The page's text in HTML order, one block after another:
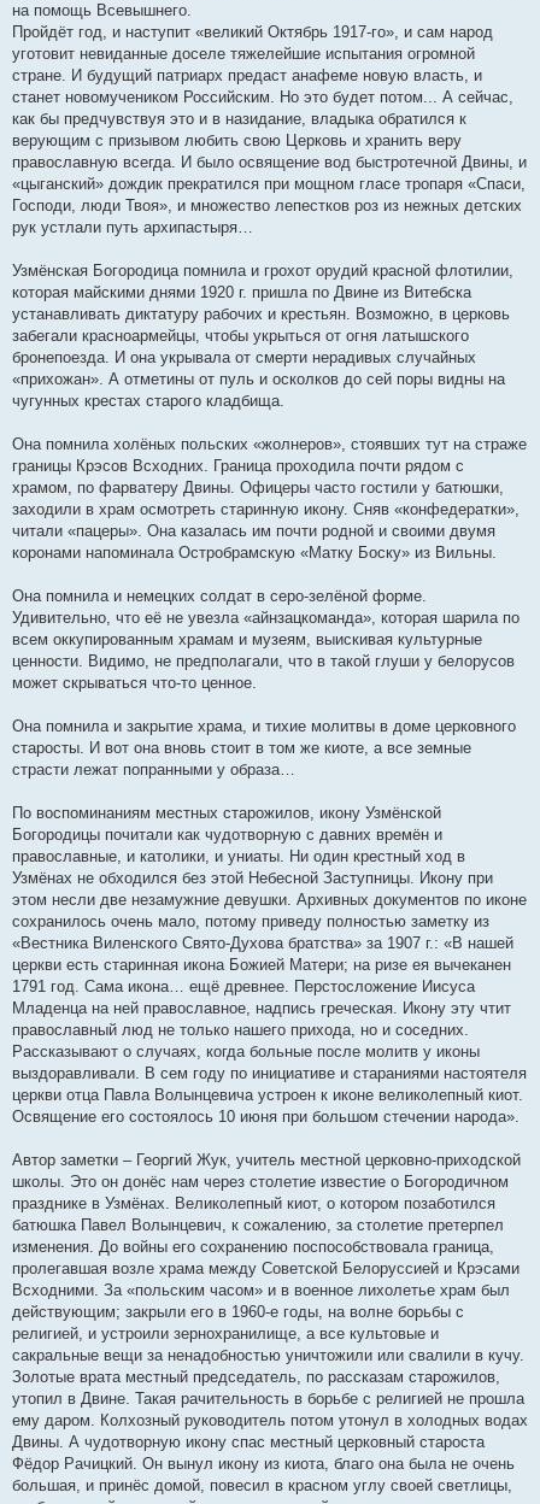
на помощь Всевышнего.
Пройдёт год, и наступит «великий Октябрь 1917-го», и сам народ
уготовит невиданные доселе тяжелейшие испытания огромной
стране. И будущий патриарх предаст анафеме новую власть, и
станет новомучеником Российским. Но это будет потом... А сейчас,
как бы предчувствуя это и в назидание, владыка обратился к
верующим с призывом любить свою Церковь и хранить веру
православную всегда. И было освящение вод быстротечной Двины, и
«цыганский» дождик прекратился при мощном гласе тропаря «Спаси,
Господи, люди Твоя», и множество лепестков роз из нежных детских
рук устлали путь архипастыря…
Узмёнская Богородица помнила и грохот орудий красной флотилии,
которая майскими днями 1920 г. пришла по Двине из Витебска
устанавливать диктатуру рабочих и крестьян. Возможно, в церковь
забегали красноармейцы, чтобы укрыться от огня латышского
бронепоезда. И она укрывала от смерти нерадивых случайных
«прихожан». А отметины от пуль и осколков до сей поры видны на
чугунных крестах старого кладбища.
Она помнила холёных польских «жолнеров», стоявших тут на страже
границы Крэсов Всходних. Граница проходила почти рядом с
храмом, по фарватеру Двины. Офицеры часто гостили у батюшки,
заходили в храм осмотреть старинную икону. Сняв «конфедератки»,
читали «пацеры». Она казалась им почти родной и своими двумя
коронами напоминала Остробрамскую «Матку Боску» из Вильны.
Она помнила и немецких солдат в серо-зелёной форме.
Удивительно, что её не увезла «айнзацкоманда», которая шарила по
всем оккупированным храмам и музеям, выискивая культурные
ценности. Видимо, не предполагали, что в такой глуши у белорусов
может скрываться что-то ценное.
Она помнила и закрытие храма, и тихие молитвы в доме церковного
старосты. И вот она вновь стоит в том же киоте, а все земные
страсти лежат попранными у образа…
По воспоминаниям местных старожилов, икону Узмёнской
Богородицы почитали как чудотворную с давних времён и
православные, и католики, и униаты. Ни один крестный ход в
Узмёнах не обходился без этой Небесной Заступницы. Икону при
этом несли две незамужние девушки. Архивных документов по иконе
сохранилось очень мало, потому приведу полностью заметку из
«Вестника Виленского Свято-Духова братства» за 1907 г.: «В нашей
церкви есть старинная икона Божией Матери; на ризе ея вычеканен
1791 год. Сама икона… ещё древнее. Перстосложение Иисуса
Младенца на ней православное, надпись греческая. Икону эту чтит
православный люд не только нашего прихода, но и соседних.
Рассказывают о случаях, когда больные после молитв у иконы
выздоравливали. В сем году по инициативе и стараниями настоятеля
церкви отца Павла Волынцевича устроен к иконе великолепный киот.
Освящение его состоялось 10 июня при большом стечении народа».
Автор заметки – Георгий Жук, учитель местной церковно-приходской
школы. Это он донёс нам через столетие известие о Богородичном
празднике в Узмёнах. Великолепный киот, о котором позаботился
батюшка Павел Волынцевич, к сожалению, за столетие претерпел
изменения. До войны его сохранению поспособствовала граница,
пролегавшая возле храма между Советской Белоруссией и Крэсами
Всходними. За «польским часом» и в военное лихолетье храм был
действующим; закрыли его в 1960-е годы, на волне борьбы с
религией, и устроили зернохранилище, а все культовые и
сакральные вещи за ненадобностью уничтожили или свалили в кучу.
Золотые врата местный председатель, по рассказам старожилов,
утопил в Двине. Такая рачительность в борьбе с религией не прошла
ему даром. Колхозный руководитель потом утонул в холодных водах
Двины. А чудотворную икону спас местный церковный староста
Фёдор Рачицкий. Он вынул икону из киота, благо она была не очень
большая, и принёс домой, повесил в красном углу своей светлицы,